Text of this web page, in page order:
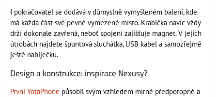
I pokračovatel se dodává v důmyslně vymyšleném balení, kde
má každá část své pevně vymezené místo. Krabička navíc vždy
drží dokonale zavřená, neboť spojení zajišťuje magnet. V jejích
útrobách najdete špuntová sluchátka, USB kabel a samozřejmě
ještě nabíječku.
Design a konstrukce: inspirace Nexusy?
První YotaPhone působil svým vzhledem mírně předpotopně a